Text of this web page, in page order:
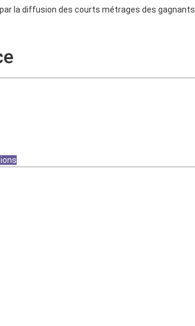
la diffusion des courts métrages des